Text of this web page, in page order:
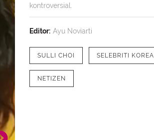
kontroversial.
Editor: Ayu Noviarti
SULLI CHOI SELEBRITI KOREA
NETIZEN